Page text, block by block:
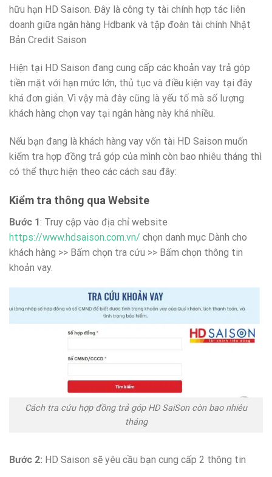
hữu hạn HD Saison. Đây là công ty tài chính hợp tác liên
doanh giữa ngân hàng Hdbank và tập đoàn tài chính Nhật
Bản Credit Saison
Hiện tại HD Saison đang cung cấp các khoản vay trả góp
tiền mặt với hạn mức lớn, thủ tục và điều kiện vay tại đây
khá đơn giản. Vì vậy mà đây cũng là yếu tố mà số lượng
khách hàng chọn vay tại ngân hàng này khá nhiều.
Nếu bạn đang là khách hàng vay vốn tài HD Saison muốn
kiểm tra hợp đồng trả góp của mình còn bao nhiêu tháng thì
có thể thực hiện theo các cách sau đây:
Kiểm tra thông qua Website
Bước 1: Truy cập vào địa chỉ website
https://www.hdsaison.com.vn/ chọn danh mục Dành cho
khách hàng >> Bấm chọn tra cứu >> Bấm chọn thông tin
khoản vay.
Cách tra cứu hợp đồng trả góp HD SaiSon còn bao nhiêu
tháng
Bước 2: HD Saison sẽ yêu cầu bạn cung cấp 2 thông tin